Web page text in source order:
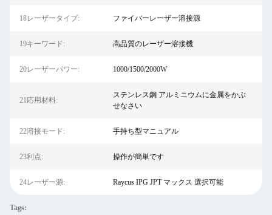
18レーザータイプ: ファイバーレーザー溶接源
19キーワード: 高品質のレーザー溶接機
20レーザーパワー: 1000/1500/2000W
21応用材料:
ステンレス鋼 アルミニウムに金属をかぶ
せなさい
22溶接モード: 手持ち型マニュアル
23利点: 操作が簡単です
24レーザー源: Raycus IPG JPT マックス 選択可能
Tags: